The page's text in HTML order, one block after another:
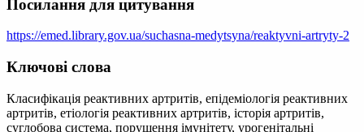
Посилання для цитування
https://emed.library.gov.ua/suchasna-medytsyna/reaktyvni-artryty-2
Ключові слова
Класифікація реактивних артритів, епідеміологія реактивних
артритів, етіологія реактивних артритів, історія артритів,
суглобова система, порушення імунітету, урогенітальні